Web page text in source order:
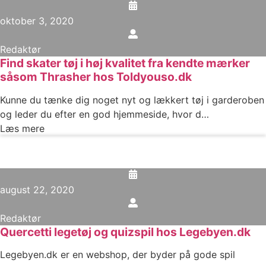
oktober 3, 2020
Redaktør
Find skater tøj i høj kvalitet fra kendte mærker
såsom Thrasher hos Toldyouso.dk
Kunne du tænke dig noget nyt og lækkert tøj i garderoben
og leder du efter en god hjemmeside, hvor d…
Læs mere
august 22, 2020
Redaktør
Quercetti legetøj og quizspil hos Legebyen.dk
Legebyen.dk er en webshop, der byder på gode spil